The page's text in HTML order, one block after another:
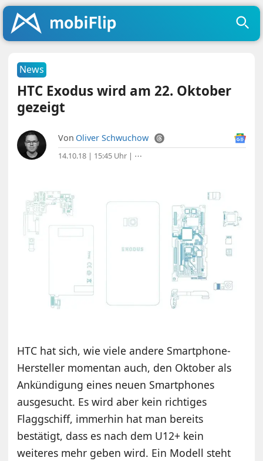
News
HTC Exodus wird am 22. Oktober
gezeigt
Von Oliver Schwuchow
14.10.18 | 15:45 Uhr | ⋯
HTC hat sich, wie viele andere Smartphone-
Hersteller momentan auch, den Oktober als
Ankündigung eines neuen Smartphones
ausgesucht. Es wird aber kein richtiges
Flaggschiff, immerhin hat man bereits
bestätigt, dass es nach dem U12+ kein
weiteres mehr geben wird. Ein Modell steht